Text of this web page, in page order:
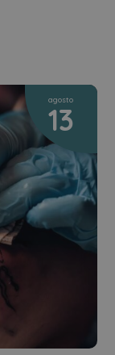
agosto
13